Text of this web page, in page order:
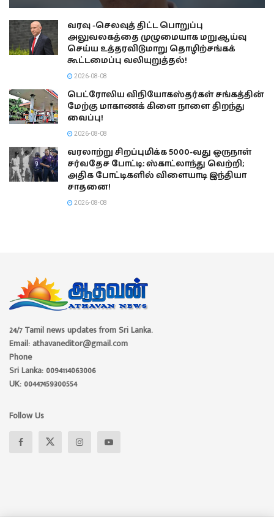
வரவு -செலவுத் திட்ட பொறுப்பு
அலுவலகத்தை முழுமையாக மறுஆய்வு
செய்ய உத்தரவிடுமாறு தொழிற்சங்கக்
கூட்டமைப்பு வலியுறுத்தல்!
2026-08-08
பெட்ரோலிய விநியோகஸ்தர்கள் சங்கத்தின்
மேற்கு மாகாணக் கிளை நாளை திறந்து
வைப்பு!
2026-08-08
வரலாற்று சிறப்புமிக்க 5000-வது ஒருநாள்
சர்வதேச போட்டி: ஸ்காட்லாந்து வெற்றி;
அதிக போட்டிகளில் விளையாடி இந்தியா
சாதனை!
2026-08-08
24/7 Tamil news updates from Sri Lanka.
Email: athavaneditor@gmail.com
Phone
Sri Lanka: 0094114063006
UK: 00447459300554
Follow Us